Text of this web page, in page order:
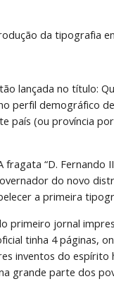
da tipografia
lançada no título:
perfil demográfico
país (ou província
“D.
do novo
a primeira
primeiro jornal
tinha 4 páginas,
inventos do
grande parte dos